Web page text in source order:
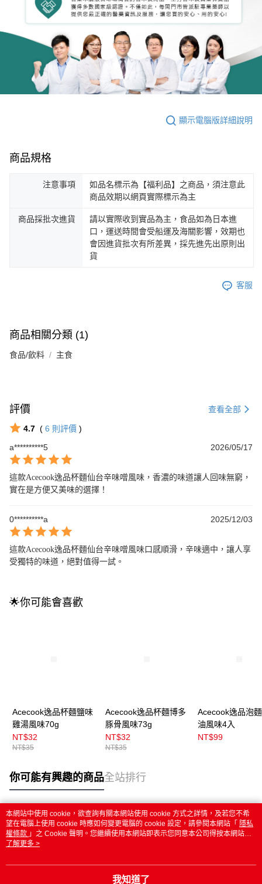
顯示電腦版詳細說明
商品規格
注意事項
如品名標示為【福利品】之商品，須注意此
商品效期以網頁實際標示為主
商品採批次進貨
請以實際收到實品為主，食品如為日本進
口，運送時間會受船運及海關影響，效期也
會因進貨批次有所差異，採先進先出原則出
貨
客服
商品相關分類 (1)
食品/飲料 主食
評價 查看全部
4.7 ( 6 則評價 )
a**********5
2026/05/17
這款Acecook逸品杯麵仙台辛味噌風味，香濃的味道讓人回味無窮，
實在是方便又美味的選擇！
0**********a 2025/12/03
這款Acecook逸品杯麵仙台辛味噌風味口感順滑，辛味適中，讓人享
受獨特的味道，絕對值得一試。
🌟你可能會喜歡
Acecook逸品杯麵鹽味
雞湯風味70g
NT$32
NT$35
Acecook逸品杯麵博多
豚骨風味73g
NT$32
NT$35
Acecook逸品泡
油風味4入
NT$99
你可能有興趣的商品全站排行
熱門標籤
本網站中使用 cookie，欲查詢有關本網站使用 cookie 方式之詳情，及若您不希
望在電腦上使用 cookie 時應如何變更電腦的 cookie 設定，請參閱本網站「 隱私
權條款 」之 Cookie 聲明。您繼續使用本網站即表示您同意本公司得按本網站使
用條款之 Cookie 聲明使用 cookie。
了解更多 >
我知道了